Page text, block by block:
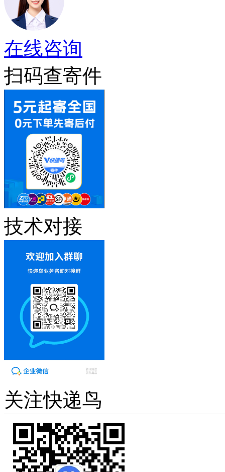
在线咨询
扫码查寄件
技术对接
关注快递鸟